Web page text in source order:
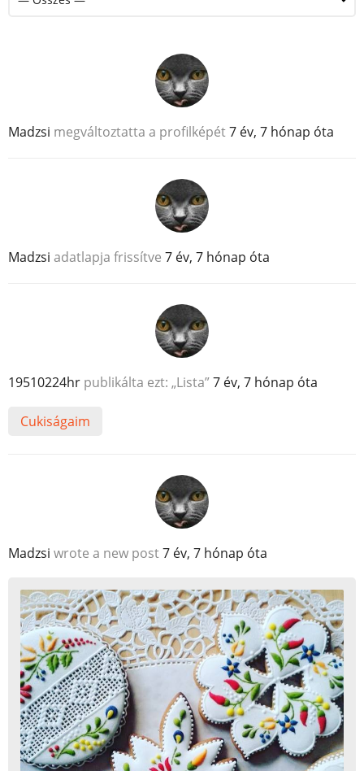
Madzsi megváltoztatta a profilképét7 év, 7 hónap óta
Madzsi adatlapja frissítve 7 év, 7 hónap óta
19510224hr publikálta ezt: „Lista”7 év, 7 hónap óta
Cukiságaim
Madzsi wrote a new post7 év, 7 hónap óta